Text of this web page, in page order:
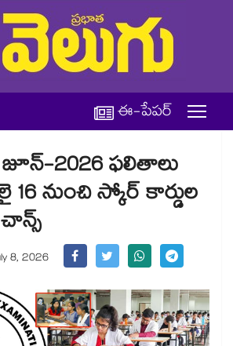
ఈ-పేపర్
2026 ఫలితాలు
16 నుంచి స్కోర్ కార్డుల
8, 2026